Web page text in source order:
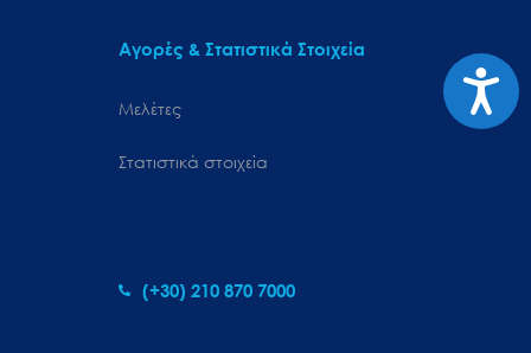
Αγορές & Στατιστικά Στοιχεία
Μελέτες
Στατιστικά στοιχεία
(+30) 210 870 7000